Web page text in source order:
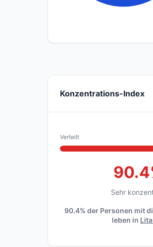
Konzentrations-Index
Verteilt
Sehr
90.4% der Personen mit
leben in